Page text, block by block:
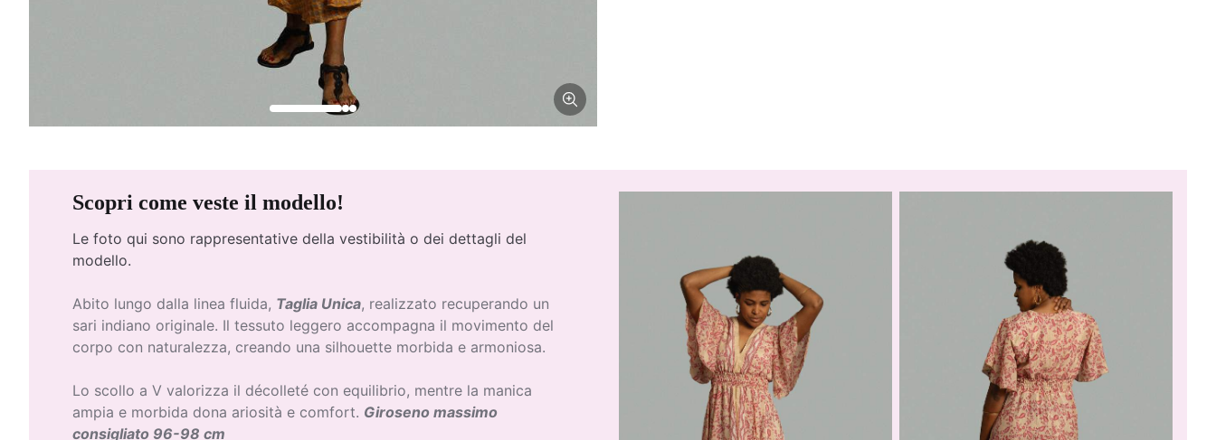
Scopri come veste il modello!
Le foto qui sono rappresentative della vestibilità o dei dettagli del
modello.
Abito lungo dalla linea fluida, Taglia Unica, realizzato recuperando un
sari indiano originale. Il tessuto leggero accompagna il movimento del
corpo con naturalezza, creando una silhouette morbida e armoniosa.
Lo scollo a V valorizza il décolleté con equilibrio, mentre la manica
ampia e morbida dona ariosità e comfort. Giroseno massimo
consigliato 96-98 cm